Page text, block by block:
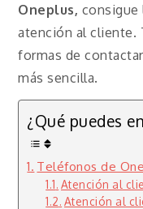
Oneplus, consigue
atención al cliente.
formas de
más sencilla.
¿Qué puedes
Teléfonos de
Atención al
Atención al